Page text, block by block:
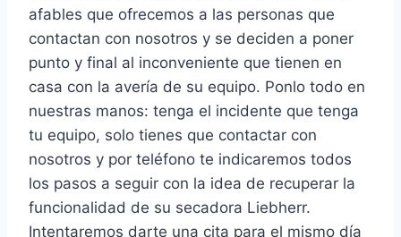
afables que ofrecemos a las personas que
contactan con nosotros y se deciden a poner
punto y final al inconveniente que tienen en
casa con la avería de su equipo. Ponlo todo en
nuestras manos: tenga el incidente que tenga
tu equipo, solo tienes que contactar con
nosotros y por teléfono te indicaremos todos
los pasos a seguir con la idea de recuperar la
funcionalidad de su secadora Liebherr.
Intentaremos darte una cita para el mismo día